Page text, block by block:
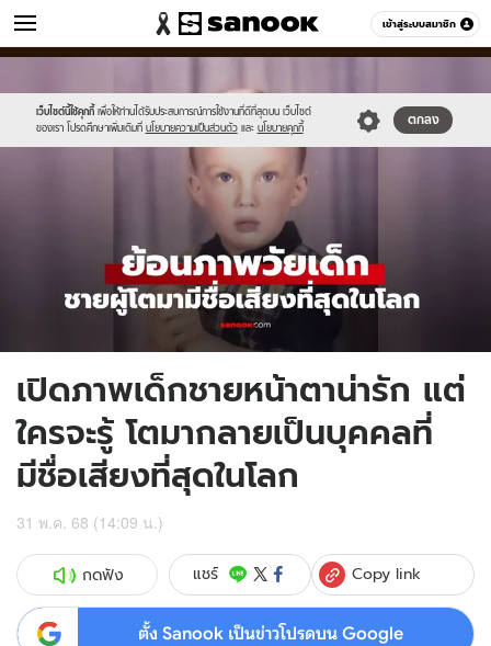
เข้าสู่ระบบสมาชิก
ข่าว หมวดอื่นๆ
เว็บไซต์นี้ใช้คุกกี้ เพื่อให้ท่านได้รับประสบการณ์การใช้งานที่ดีที่สุดบน เว็บไซต์
ของเรา โปรดศึกษาเพิ่มเติมที่ นโยบายความเป็นส่วนตัว และ นโยบายคุกกี้
ตกลง
new-
sanook.png
thumbnail1200x720_v2.jpg
เปิดภาพเด็กชายหน้าตาน่ารัก แต่
ใครจะรู้ โตมากลายเป็นบุคคลที่
มีชื่อเสียงที่สุดในโลก
31 พ.ค. 68 (14:09 น.)
กดฟัง แชร์ Copy link
ตั้ง Sanook เป็นข่าวโปรดบน Google